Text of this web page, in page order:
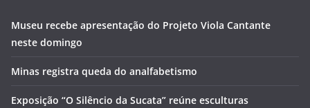
Museu recebe apresentação do Projeto Viola Cantante
neste domingo
Minas registra queda do analfabetismo
Exposição “O Silêncio da Sucata” reúne esculturas